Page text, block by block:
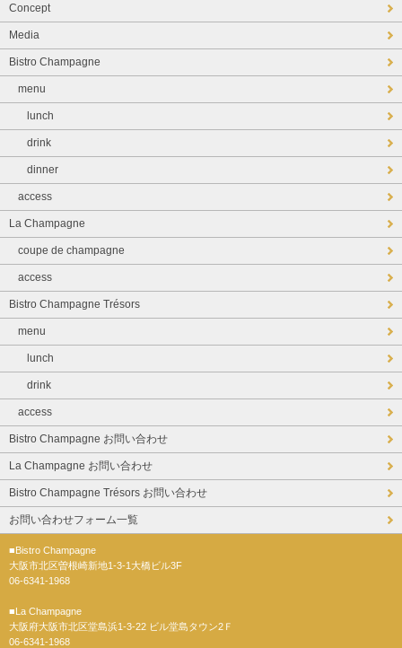
Concept
Media
Bistro Champagne
menu
lunch
drink
dinner
access
La Champagne
coupe de champagne
access
Bistro Champagne Trésors
menu
lunch
drink
access
Bistro Champagne お問い合わせ
La Champagne お問い合わせ
Bistro Champagne Trésors お問い合わせ
お問い合わせフォーム一覧
■Bistro Champagne
大阪市北区曽根崎新地1-3-1大橋ビル3F
06-6341-1968
■La Champagne
大阪府大阪市北区堂島浜1-3-22 ビル堂島タウン2Ｆ
06-6341-1968